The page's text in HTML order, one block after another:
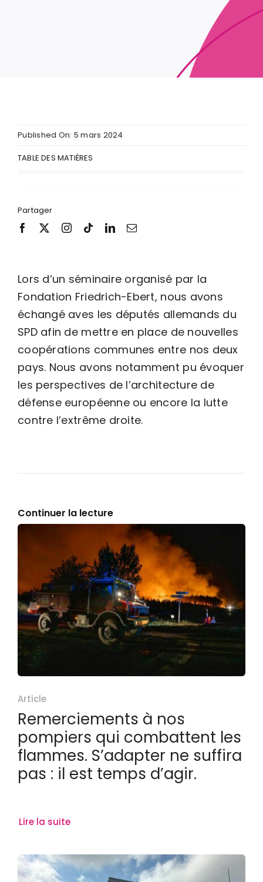
Published On: 5 mars 2024
TABLE DES MATIÈRES
Partager
Lors d’un séminaire organisé par la
Fondation Friedrich-Ebert, nous avons
échangé aves les députés allemands du
SPD afin de mettre en place de nouvelles
coopérations communes entre nos deux
pays. Nous avons notamment pu évoquer
les perspectives de l’architecture de
défense européenne ou encore la lutte
contre l’extrême droite.
Continuer la lecture
Article
Remerciements à nos
pompiers qui combattent les
flammes. S’adapter ne suffira
pas : il est temps d’agir.
Lire la suite